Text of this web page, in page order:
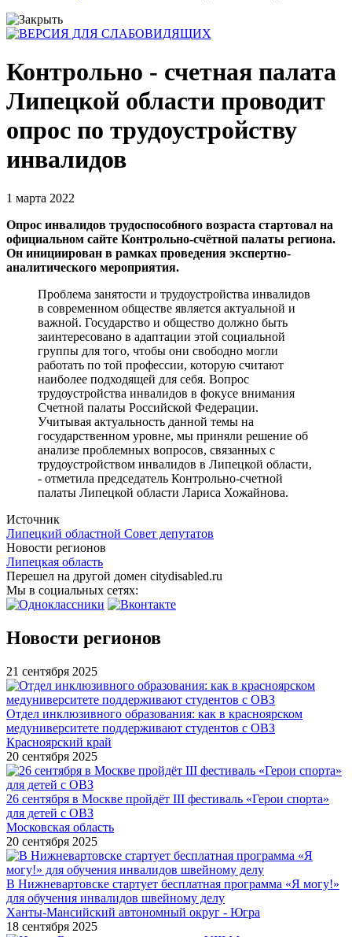
Контрольно - счетная палата
Липецкой области проводит
опрос по трудоустройству
инвалидов
1 марта 2022
Опрос инвалидов трудоспособного возраста стартовал на
официальном сайте Контрольно-счётной палаты региона.
Он инициирован в рамках проведения экспертно-
аналитического мероприятия.
Проблема занятости и трудоустройства инвалидов
в современном обществе является актуальной и
важной. Государство и общество должно быть
заинтересовано в адаптации этой социальной
группы для того, чтобы они свободно могли
работать по той профессии, которую считают
наиболее подходящей для себя. Вопрос
трудоустройства инвалидов в фокусе внимания
Счетной палаты Российской Федерации.
Учитывая актуальность данной темы на
государственном уровне, мы приняли решение об
анализе проблемных вопросов, связанных с
трудоустройством инвалидов в Липецкой области,
- отметила председатель Контрольно-счетной
палаты Липецкой области Лариса Хожайнова.
Источник
Липецкий областной Совет депутатов
Новости регионов
Липецкая область
Перешел на другой домен citydisabled.ru
Мы в социальных сетях:
Новости регионов
21 сентября 2025
Отдел инклюзивного образования: как в красноярском
медуниверситете поддерживают студентов с ОВЗ
Красноярский край
20 сентября 2025
26 сентября в Москве пройдёт III фестиваль «Герои спорта»
для детей с ОВЗ
Московская область
20 сентября 2025
В Нижневартовске стартует бесплатная программа «Я могу!»
для обучения инвалидов швейному делу
Ханты-Мансийский автономный округ - Югра
18 сентября 2025